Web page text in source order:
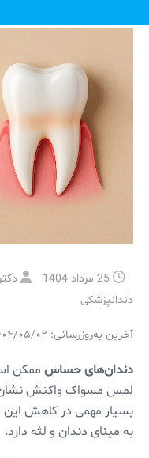
25 مرداد 1404
دندانپزشکی
آخرین به‌روزرسانی: ۱۴۰۴/۰۵/۰۲ ساعت ۲۱:۱۳
دندان‌های حساس ممکن
لمس مسواک واکنش
بسیار مهمی در کاهش
به مینای دندان و لثه دارد.